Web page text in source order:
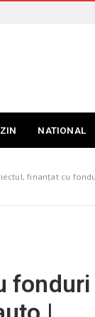
NATIONAL
finanțat cu
fonduri